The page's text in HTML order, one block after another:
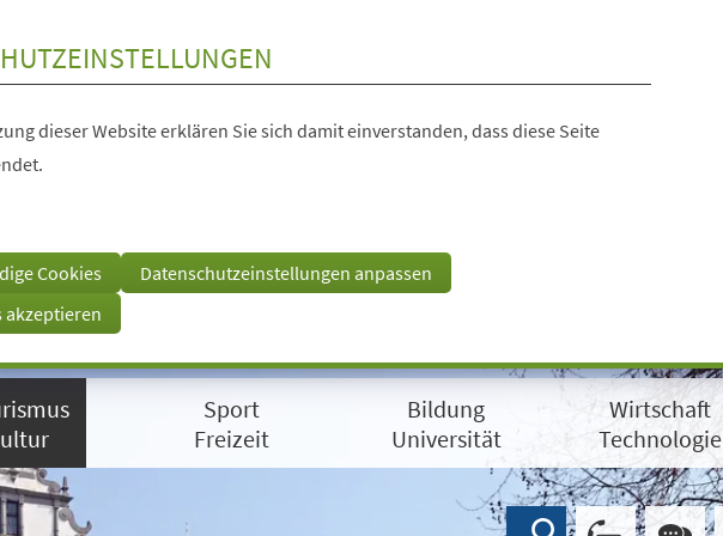
dieser Website erklären Sie sich damit einverstanden, dass diese Seite
Cookies
Datenschutzeinstellungen anpassen
akzeptieren
Sport
Freizeit
Bildung
Universität
Wirtschaft
Technologie